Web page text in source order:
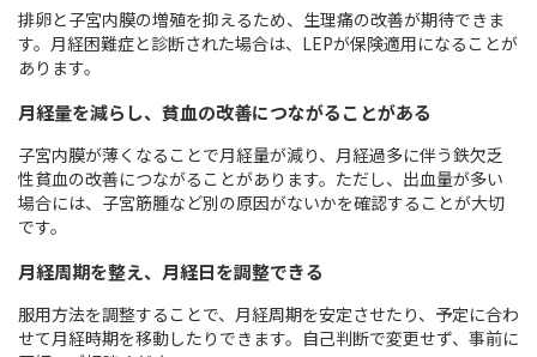
排卵と子宮内膜の増殖を抑えるため、生理痛の改善が期待できま
す。月経困難症と診断された場合は、LEPが保険適用になることが
あります。
月経量を減らし、貧血の改善につながることがある
子宮内膜が薄くなることで月経量が減り、月経過多に伴う鉄欠乏
性貧血の改善につながることがあります。ただし、出血量が多い
場合には、子宮筋腫など別の原因がないかを確認することが大切
です。
月経周期を整え、月経日を調整できる
服用方法を調整することで、月経周期を安定させたり、予定に合わ
せて月経時期を移動したりできます。自己判断で変更せず、事前に